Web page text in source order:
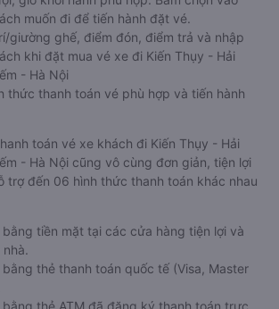
muốn đi để tiến hành đặt vé.
giường ghế, điểm đón, điểm trả và nhập
khi đặt mua vé xe đi Kiến Thụy - Hải
- Hà Nội
thức thanh toán vé phù hợp và tiến hành
toán vé xe khách đi Kiến Thụy - Hải
- Hà Nội cũng vô cùng đơn giản, tiện lợi
trợ đến 06 hình thức thanh toán khác nhau
bằng tiền mặt tại các cửa hàng tiện lợi và
nhà.
bằng thẻ thanh toán quốc tế (Visa, Master